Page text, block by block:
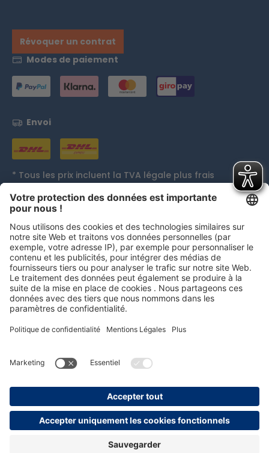
Révoquer un contrat
Modes de paiement
Envoi
* Tous les prix incluent la TVA légale plus frais
remboursement, sauf indication contraire.
Distinctions
persolog GmbH
mail@persolog.com
+49 7232 3699-0
CGV
Protection des
Mentions
légales
Accessibilité